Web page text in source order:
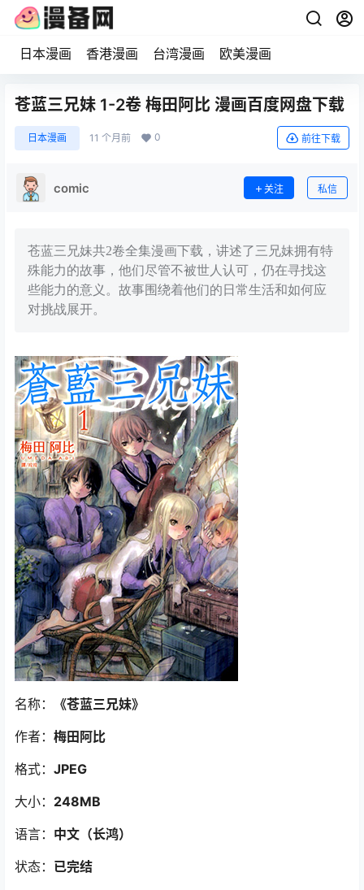
日本漫画 香港漫画 台湾漫画 欧美漫画
苍蓝三兄妹 1-2卷 梅田阿比 漫画百度网盘下载
日本漫画 11 个月前 0 前往下载
comic 关注 私信
苍蓝三兄妹共2卷全集漫画下载，讲述了三兄妹拥有特
殊能力的故事，他们尽管不被世人认可，仍在寻找这
些能力的意义。故事围绕着他们的日常生活和如何应
对挑战展开。
名称：
《苍蓝三兄妹》
作者： 梅田阿比
格式： JPEG
大小： 248MB
语言： 中文（长鸿）
状态： 已完结